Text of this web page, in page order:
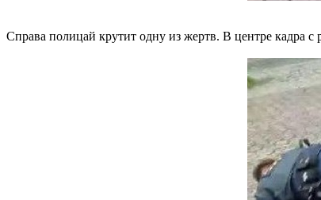
Справа полицай крутит одну из жертв. В центре кадра